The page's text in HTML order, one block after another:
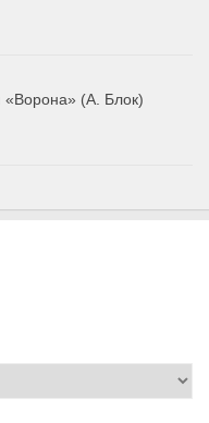
«Ворона» (А. Блок)